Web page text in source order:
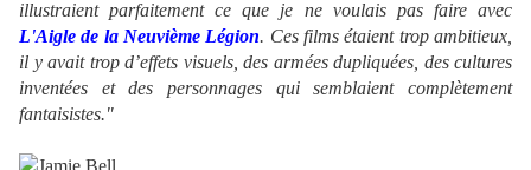
illustraient parfaitement ce que je ne voulais pas faire avec
L'Aigle de la Neuvième Légion. Ces films étaient trop ambitieux,
il y avait trop d’effets visuels, des armées dupliquées, des cultures
inventées et des personnages qui semblaient complètement
fantaisistes."